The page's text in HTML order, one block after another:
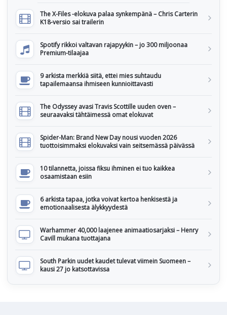
The X-Files -elokuva palaa synkempänä – Chris Carterin
K18-versio sai trailerin
Spotify rikkoi valtavan rajapyykin – jo 300 miljoonaa
Premium-tilaajaa
9 arkista merkkiä siitä, ettei mies suhtaudu
tapailemaansa ihmiseen kunnioittavasti
The Odyssey avasi Travis Scottille uuden oven –
seuraavaksi tähtäimessä omat elokuvat
Spider-Man: Brand New Day nousi vuoden 2026
tuottoisimmaksi elokuvaksi vain seitsemässä päivässä
10 tilannetta, joissa fiksu ihminen ei tuo kaikkea
osaamistaan esiin
6 arkista tapaa, jotka voivat kertoa henkisestä ja
emotionaalisesta älykkyydestä
Warhammer 40,000 laajenee animaatiosarjaksi – Henry
Cavill mukana tuottajana
South Parkin uudet kaudet tulevat viimein Suomeen –
kausi 27 jo katsottavissa